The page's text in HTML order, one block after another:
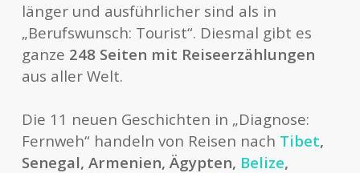
länger und ausführlicher sind als in
„Berufswunsch: Tourist“. Diesmal gibt es
ganze 248 Seiten mit Reiseerzählungen
aus aller Welt.
Die 11 neuen Geschichten in „Diagnose:
Fernweh“ handeln von Reisen nach Tibet,
Senegal, Armenien, Ägypten, Belize,